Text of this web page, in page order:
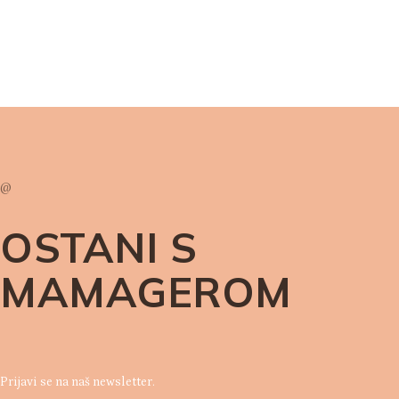
@
OSTANI S
MAMAGEROM
Prijavi se na naš newsletter.